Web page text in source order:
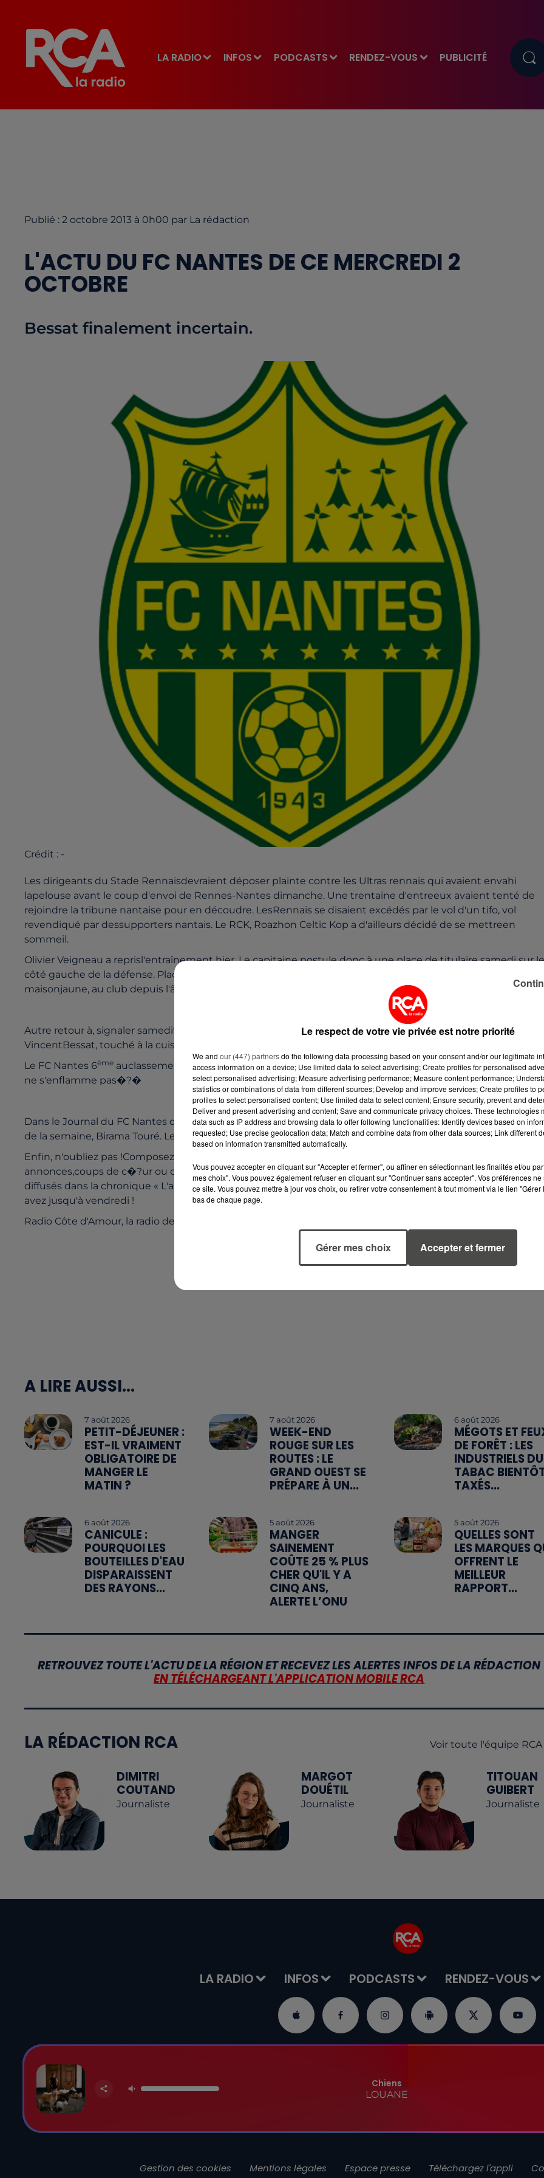
LA RADIO INFOS PODCASTS RENDEZ-VOUS PUBLICITÉ
Publié : 2 octobre 2013 à 0h00 par La rédaction
L'ACTU DU FC NANTES DE CE MERCREDI 2
OCTOBRE
Bessat finalement incertain.
Crédit : -
Les dirigeants du Stade Rennaisdevraient déposer plainte contre les Ultras rennais qui avaient envahi
lapelouse avant le coup d'envoi de Rennes-Nantes dimanche. Une trentaine d'entreeux avaient tenté de
rejoindre la tribune nantaise pour en découdre. LesRennais se disaient excédés par le vol d'un tifo, vol
revendiqué par dessupporters nantais. Le RCK, Roazhon Celtic Kop a d'ailleurs décidé de se mettreen
sommeil.
Olivier Veigneau a reprisl'entraînement hier. Le capitaine postule donc à une place de titulaire samedi sur le
côté gauche de la défense. Placeoccupée depuis trois matches par Chaker Alhadhur, pur produit de la
maisonjaune, au club depuis l'âge de 5 ans. Chaker espère convaincre le coach de garder sa place...
Autre retour à, signaler samediface à Evian : celui du milieu offensif Banel Nicolita. En revanche,
VincentBessat, touché à la cuisse est finalement incertain. Et Johan Audel sera sansdoute trop juste.
Le FC Nantes 6ème auclassement après 8 journées, Rémy Riou ne s'emballe pas. Le gardien nantaisprofite
ne s'enflamme pas�?�
Dans le Journal du FC Nantes dece mercredi, écoutez également un 3èmeextrait de l'interview denotre
de la semaine, Birama Touré. Le milieu de terrain malien évoqueson caractère.
Enfin, n'oubliez pas !Composez tout de suite le 02 40 22 33 44 (numéro d'appel local) et laissez vos
annonces,coups de c�?ur ou coups de gueule sur le répondeur des supporters ! Cesmessages seront
diffusés dans la chronique « L'actu des supporters »samedi avant et après Nantes-Evian. Lâchez-vous, vous
avez jusqu'à vendredi !
Radio Côte d'Amour, la radio dessupporters du FC Nantes !
A LIRE AUSSI...
7 août 2026
PETIT-DÉJEUNER :
EST-IL VRAIMENT
OBLIGATOIRE DE
MANGER LE
MATIN ?
7 août 2026
WEEK-END
ROUGE SUR LES
ROUTES : LE
GRAND OUEST SE
PRÉPARE À UN...
6 août 2026
MÉGOTS ET
DE FORÊT : LES
INDUSTRIELS DU
TABAC
TAXÉS...
6 août 2026
CANICULE :
POURQUOI LES
BOUTEILLES D'EAU
DISPARAISSENT
DES RAYONS...
5 août 2026
MANGER
SAINEMENT
COÛTE 25 % PLUS
CHER QU'IL Y A
CINQ ANS,
ALERTE L’ONU
5 août 2026
QUELLES SONT
LES MARQUES
OFFRENT LE
MEILLEUR
RAPPORT...
RETROUVEZ TOUTE L'ACTU DE LA RÉGION ET RECEVEZ LES ALERTES INFOS DE LA RÉDACTION
EN TÉLÉCHARGEANT L'APPLICATION MOBILE RCA
LA RÉDACTION RCA Voir toute l'équipe RCA
DIMITRI
COUTAND
Journaliste
MARGOT
DOUÉTIL
Journaliste
TITOUAN
GUIBERT
Journaliste
LA RADIO INFOS PODCASTS RENDEZ-VOUS
Chiens
LOUANE
Gestion des cookies Mentions légales Espace presse Téléchargez l'appli
Le respect de votre vie privée est notre priorité
We and our (447) partnersdo the following data processing based on your consent and/or our legitimate
access information on a device; Use limited data to select advertising; Create profiles for personalised
select personalised advertising; Measure advertising performance; Measure content performance;
statistics or combinations of data from different sources; Develop and improve services; Create profiles to
profiles to select personalised content; Use limited data to select content; Ensure security, prevent and
Deliver and present advertising and content; Save and communicate privacy choices. These technologies
data such as IP address and browsing data to offer following functionalities: Identify devices based on
requested; Use precise geolocation data; Match and combine data from other data sources; Link different
based on information transmitted automatically.
Vous pouvez accepter en cliquant sur "Accepter et fermer", ou affiner en sélectionnant les finalités et/ou
mes choix". Vous pouvez également refuser en cliquant sur "Continuer sans accepter". Vos préférences
ce site. Vous pouvez mettre à jour vos choix, ou retirer votre consentement à tout moment via le lien
bas de chaque page.
Gérer mes choix Accepter et fermer